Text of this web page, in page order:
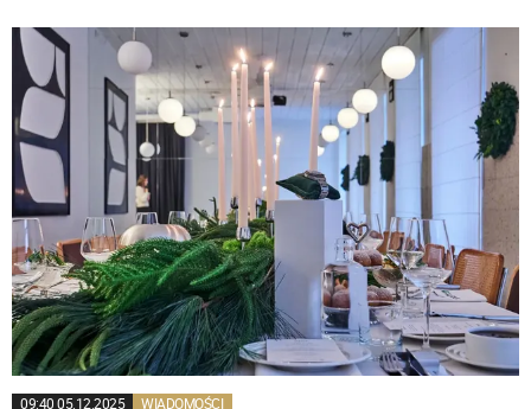
09:40 05.12.2025 WIADOMOŚCI